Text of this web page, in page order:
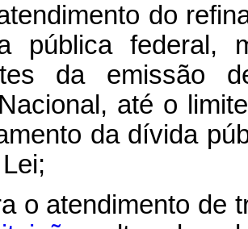
do
pública federal,
da emissão
até o
da dívida
o atendimento de